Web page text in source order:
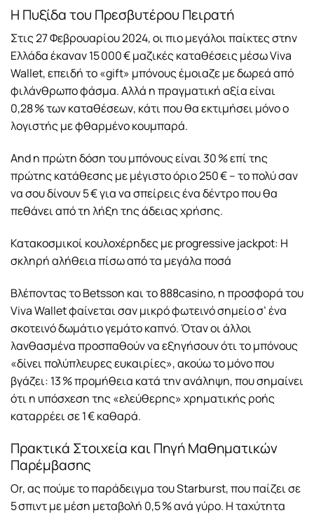
Η Πυξίδα του Πρεσβυτέρου Πειρατή
Στις 27 Φεβρουαρίου 2024, οι πιο μεγάλοι παίκτες στην
Ελλάδα έκαναν 15 000 € μαζικές καταθέσεις μέσω Viva
Wallet, επειδή το «gift» μπόνους έμοιαζε με δωρεά από
φιλάνθρωπο φάσμα. Αλλά η πραγματική αξία είναι
0,28 % των καταθέσεων, κάτι που θα εκτιμήσει μόνο ο
λογιστής με φθαρμένο κουμπαρά.
And η πρώτη δόση του μπόνους είναι 30 % επί της
πρώτης κατάθεσης με μέγιστο όριο 250 € – το πολύ σαν
να σου δίνουν 5 € για να σπείρεις ένα δέντρο που θα
πεθάνει από τη λήξη της άδειας χρήσης.
Κατακοσμικοί κουλοχέρηδες με progressive jackpot: Η
σκληρή αλήθεια πίσω από τα μεγάλα ποσά
Βλέποντας το Betsson και το 888casino, η προσφορά του
Viva Wallet φαίνεται σαν μικρό φωτεινό σημείο σ’ ένα
σκοτεινό δωμάτιο γεμάτο καπνό. Όταν οι άλλοι
λανθασμένα προσπαθούν να εξηγήσουν ότι το μπόνους
«δίνει πολύπλευρες ευκαιρίες», ακούω το μόνο που
βγάζει: 13 % προμήθεια κατά την ανάληψη, που σημαίνει
ότι η υπόσχεση της «ελεύθερης» χρηματικής ροής
καταρρέει σε 1 € καθαρά.
Πρακτικά Στοιχεία και Πηγή Μαθηματικών
Παρέμβασης
Or, ας πούμε το παράδειγμα του Starburst, που παίζει σε
5 σπιντ με μέση μεταβολή 0,5 % ανά γύρο. Η ταχύτητα